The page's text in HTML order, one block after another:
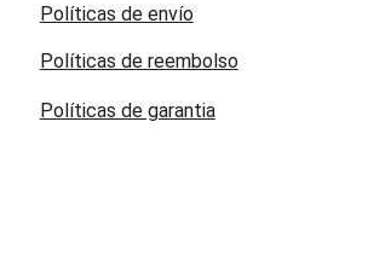
Políticas de envío
Políticas de reembolso
Políticas de garantia